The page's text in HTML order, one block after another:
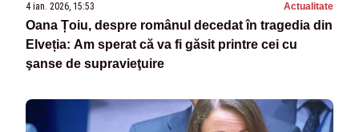
4 ian. 2026, 15:53 Actualitate
Oana Țoiu, despre românul decedat în tragedia din
Elveția: Am sperat că va fi găsit printre cei cu
şanse de supravieţuire